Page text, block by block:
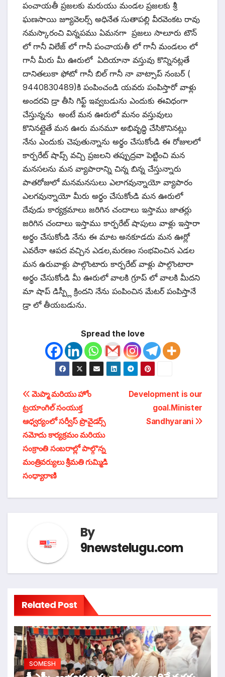
పంచాయతీ ప్రజలకు మరుయు మండల ప్రజలకు శ్రీ
ఘణసాయి జ్యూవెలర్స్ అధినేత సుతాపల్లి వీరవెంకట రావు
నమస్కారంచి విన్నపము ఏమనగా ప్రజలు సాలూరు టౌన్
లో గానీ విలేజ్ లో గానీ పంచాయతీ లో గానీ మండలం లో
గానీ మీరు మీ ఊరులో ఏదియానా వస్తువు కొన్నినట్లతే
దానితలుకా ఫోటో గానీ బిల్ గానీ నా వాట్సాప్ నంబర్ (
9440830489)కి పంపించండి యవరు పంపిస్తారో వాళ్లు
అందరవి డ్రా తీసి గిఫ్ట్ ఇవ్వబడును ఎందుకు ఈవిధంగా
చేస్తున్నను అంటే మన ఊరులో మనం వస్తువులు
కొనినట్లైతే మన ఊరు మనమూ అభివృద్ధి చేసికొనినట్లు
నేను ఎందుకు చెపుతున్నాను అర్థం చేసుకోండి ఈ రోజులలో
కార్పరేట్ షాప్స్ వచ్చి ప్రజలని తప్పుద్రవా పెట్టించి మన
మనసలను మన వ్యాపారాన్ని చిన్న బిన్న చేస్తున్నారు
పాతరోజులో మనమనసులు ఎలాగవున్నాయో వ్యాపారం
ఎలగవున్నాయో మీరు అర్థం చేసుకోండి మన ఊరులో
దేవుడు కార్యక్రమాలు జరిగిన చందాలు ఇస్తాము జాతర్లు
జరిగిన చందాలు ఇస్తాము కార్పరేట్ షాపులు వాళ్లు ఇస్తారా
అర్థం చేసుకోండి నేను ఈ మాట అనకూడదు మన ఊర్లో
ఎవరేనా ఆపద వచ్చిన ఎడల,మరణం సంభవించిన ఎడల
మన ఉరువాళ్లు పాల్గొంటారు కార్పరేట్ వాళ్లు పాల్గొంటారా
అర్థం చేసుకోండి మీ ఊరులో వాలకి గ్రూప్ లో వాలకి మీదని
మా షాప్ డిస్ప్లీ క్రిందని నేను పంపించిన మేటర్ పంపిస్తానే
డ్రా లో తీయబడును.
Spread the love
టపా
నావిగేషన్
Development is our
goal.Minister
Sandhyarani
మెప్మా మరియు హోం
ట్రయాంగిల్ సంయుక్త
ఆధ్వర్యంలో సర్వీస్ ప్రొవైడర్స్
నమోదు కార్యక్రమం మరియు
సంక్రాంతి సంబరాల్లో పాల్గొన్న
మంత్రివర్యులు శ్రీమతి గుమ్మిడి
సంధ్యారాణి
By
9newstelugu.com
Related Post
SOMESH